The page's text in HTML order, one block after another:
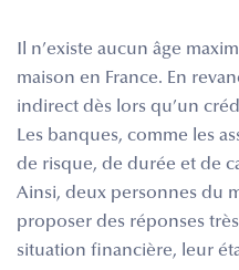
Il n’existe aucun âge
maison en France. En
indirect dès lors qu’un
Les banques, comme les
de risque, de durée et de
Ainsi, deux personnes du
proposer des réponses
situation financière, leur